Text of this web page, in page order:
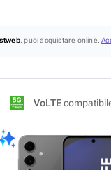
, puoi acquistare online.
VoLTE